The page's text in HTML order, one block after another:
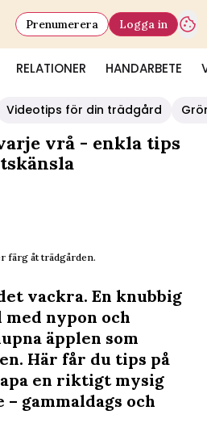
RELATIONER HANDARBETE
Prenumerera Logga in
Videotips för din trädgård
vrå - enkla tips
färg åt trädgården.
vackra. En knubbig
nypon och
äpplen som
Här får du tips på
en riktigt mysig
gammaldags och